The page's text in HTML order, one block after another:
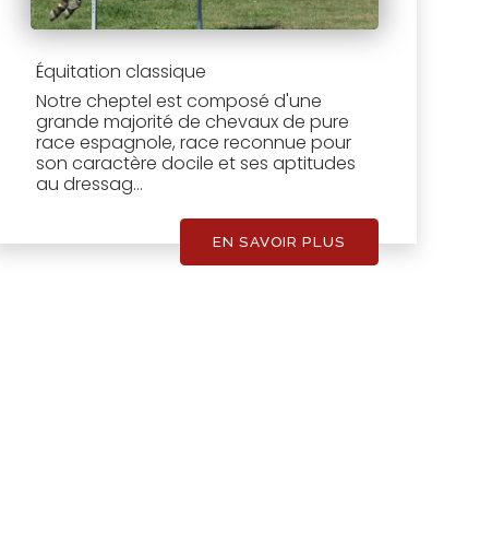
Équitation classique
Notre cheptel est composé d'une
grande majorité de chevaux de pure
race espagnole, race reconnue pour
son caractère docile et ses aptitudes
au dressag...
EN SAVOIR PLUS